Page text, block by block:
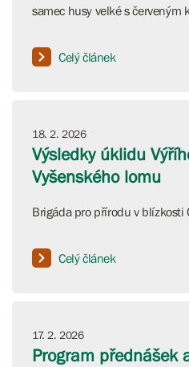
samec husy velké s červeným
Celý článek
18. 2. 2026
Výsledky úklidu
Vyšenského lomu
Brigáda pro přírodu v blízkosti
Celý článek
17. 2. 2026
Program přednášek